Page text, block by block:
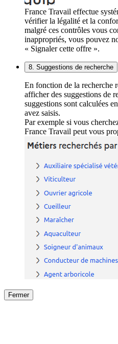
France Travail effectue
vérifier la légalité et la
malgré ces contrôles vous
inappropriés, vous pouvez
« Signaler cette offre ».
8. Suggestions de recherche
En fonction de la recherche
afficher des suggestions de
suggestions sont calculées
avez saisis.
Par exemple si vous
France Travail peut vous
Fermer